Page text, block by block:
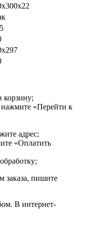
корзину;
нажмите «Перейти к
адрес;
«Оплатить
заказа, пишите
В интернет-